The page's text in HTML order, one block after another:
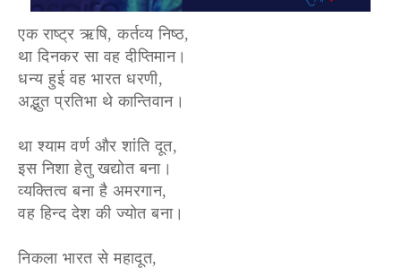
एक राष्ट्र ऋषि, कर्तव्य निष्ठ,
था दिनकर सा वह दीप्तिमान।
धन्य हुई वह भारत धरणी,
अद्भुत प्रतिभा थे कान्तिवान।
था श्याम वर्ण और शांति दूत,
इस निशा हेतु खद्योत बना।
व्यक्तित्व बना है अमरगान,
वह हिन्द देश की ज्योत बना।
निकला भारत से महादूत,